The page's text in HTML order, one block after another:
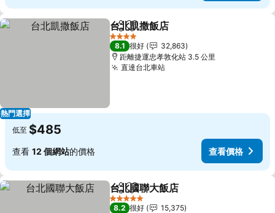
熱門選擇
分享 放到收藏夾
台北凱撒飯店
4 星級
8.1 很好
32,863
距離捷運忠孝敦化站 3.5 公里
直達台北車站查看價格
低至 $485
查看 12 個網站的價格 查看價格
分享 放到收藏夾
台北國聯大飯店
5 星級
8.2 很好
15,375